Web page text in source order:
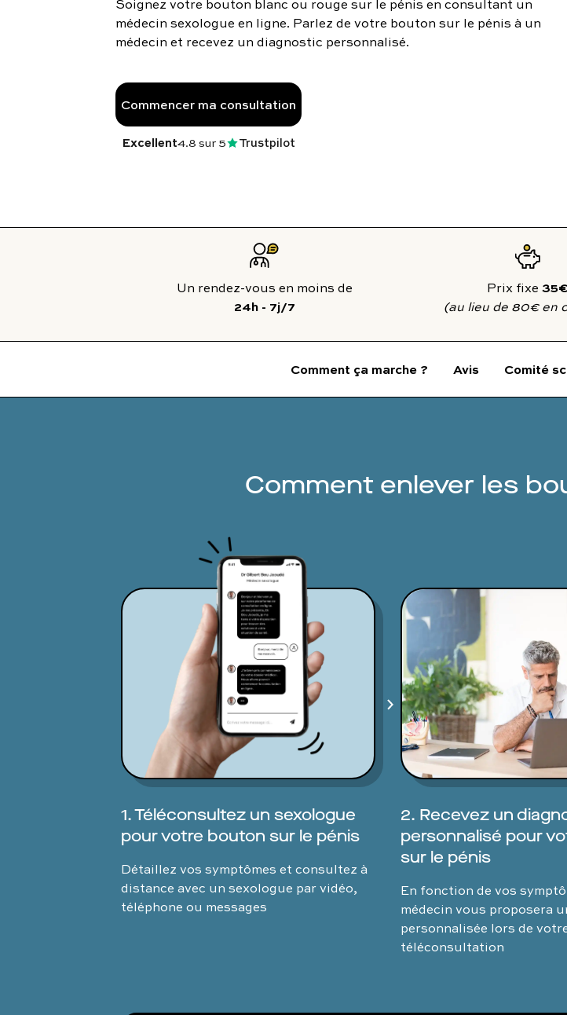
Programmes digitaux
Toutes nos pathologiessexuelles
Soignez votre bouton blanc ou rouge sur le pénis en consultant un
médecin sexologue en ligne. Parlez de votre bouton sur le pénis à un
médecin et recevez un diagnostic personnalisé.
Commencer ma consultation
Excellent4.8sur 5 Trustpilot
24h - 7j/7
Prix fixe 35€
(au lieu de 80€ en
Comment ça marche ? Avis Comité
Comment enlever les
1. Téléconsultez un sexologue
pour votre bouton sur le pénis
Détaillez vos symptômes et consultez à
distance avec un sexologue par vidéo,
téléphone ou messages
2. Recevez un
personnalisé pour
sur le pénis
En fonction de vos
médecin vous proposera
personnalisée lors de
téléconsultation